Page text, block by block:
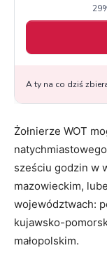
Żołnierze WOT
sześciu godzin w
mazowieckim,
województwach:
kujawsko-
małopolskim.